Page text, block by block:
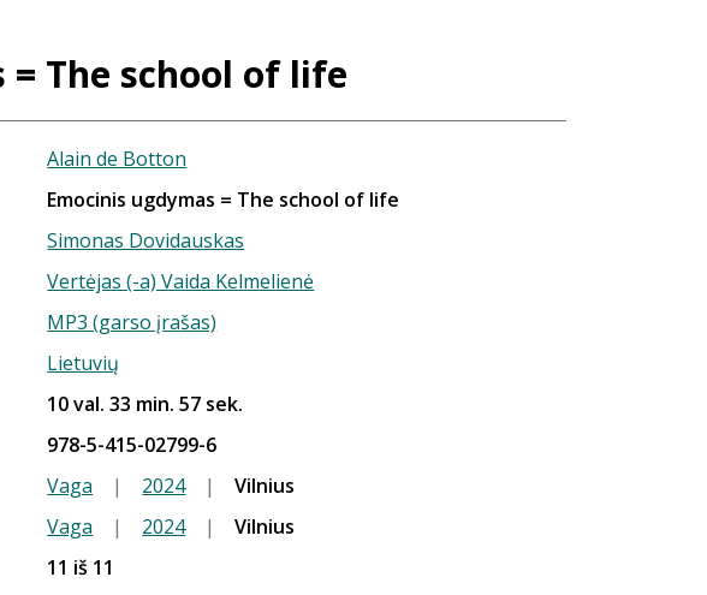
= The school of life
Alain de Botton
Emocinis ugdymas = The school of life
Simonas Dovidauskas
Vertėjas (-a) Vaida Kelmelienė
MP3 (garso įrašas)
Lietuvių
10 val. 33 min. 57 sek.
978-5-415-02799-6
Vaga | 2024 |
Vilnius
Vaga | 2024 |
Vilnius
11 iš 11